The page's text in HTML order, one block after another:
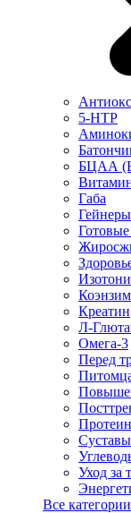
5-HTP
БЦАА
Габа
Гейнеры
Креатин
Л-
Омега-3
Перед
Протеин
Уход за
Все